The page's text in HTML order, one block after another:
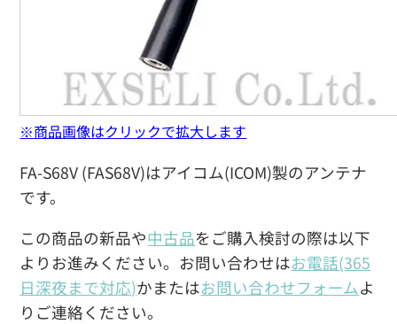
FA-S68V (FAS68V)はアイコム(ICOM)製のアンテナ
です。
この商品の新品や中古品をご購入検討の際は以下
よりお進みください。お問い合わせはお電話(365
日深夜まで対応)かまたはお問い合わせフォームよ
りご連絡ください。
※商品画像はクリックで拡大します